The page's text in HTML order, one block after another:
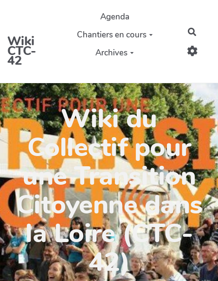
Aller au contenu principal
Wiki
CTC-
42
Agenda
Chantiers en cours
Archives
Wiki du
Collectif pour
une Transition
Citoyenne dans
la Loire (CTC-
42)